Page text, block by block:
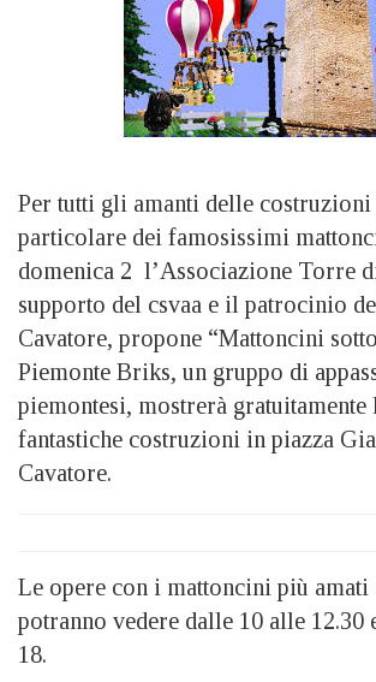
Per tutti gli amanti delle costruzioni
particolare dei famosissimi
domenica 2 l’Associazione Torre
supporto del csvaa e il patrocinio
Cavatore, propone “Mattoncini
Piemonte Briks, un gruppo di
piemontesi, mostrerà gratuitamente
fantastiche costruzioni in piazza
Cavatore.
Le opere con i mattoncini più amati
potranno vedere dalle 10 alle 12.30
18.